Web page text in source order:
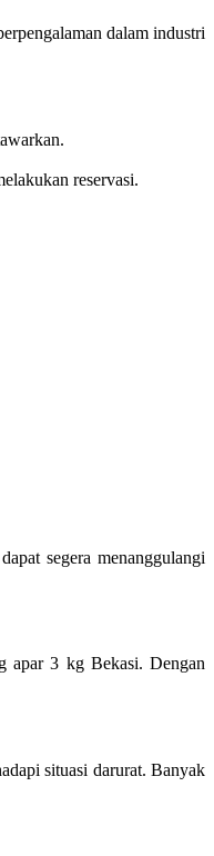
dalam industri
reservasi.
segera menanggulangi
apar 3 kg Bekasi. Dengan
situasi darurat. Banyak